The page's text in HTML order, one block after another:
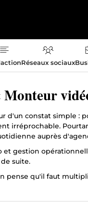
Réseaux sociaux
d'un constat simple :
irréprochable.
auprès
gestion
suite.
pense qu'il faut